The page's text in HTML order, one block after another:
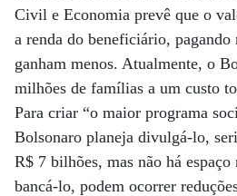
Civil e Economia prevê que o
a renda do beneficiário,
ganham menos. Atualmente, o
milhões de famílias a um custo
Para criar “o maior programa
Bolsonaro planeja divulgá-lo,
R$ 7 bilhões, mas não há
bancá-lo, podem ocorrer